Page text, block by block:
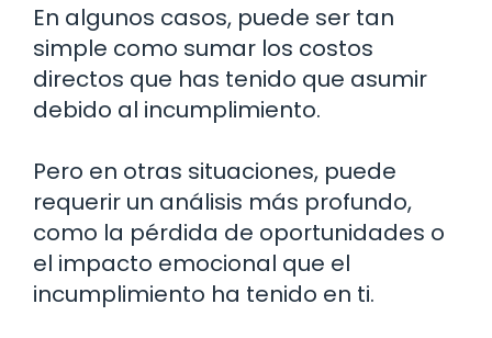
En algunos casos, puede ser tan
simple como sumar los costos
directos que has tenido que asumir
debido al incumplimiento.
Pero en otras situaciones, puede
requerir un análisis más profundo,
como la pérdida de oportunidades o
el impacto emocional que el
incumplimiento ha tenido en ti.